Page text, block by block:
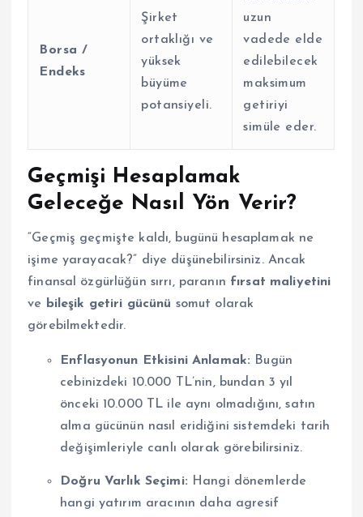
Borsa /
Endeks
Şirket
ortaklığı ve
yüksek
büyüme
potansiyeli.
uzun
vadede elde
edilebilecek
maksimum
getiriyi
simüle eder.
Geçmişi Hesaplamak
Geleceğe Nasıl Yön Verir?
“Geçmiş geçmişte kaldı, bugünü hesaplamak ne
işime yarayacak?” diye düşünebilirsiniz. Ancak
finansal özgürlüğün sırrı, paranın fırsat maliyetini
ve
bileşik getiri gücünü somut olarak
görebilmektedir.
Enflasyonun Etkisini Anlamak: Bugün
cebinizdeki 10.000 TL’nin, bundan 3 yıl
önceki 10.000 TL ile aynı olmadığını, satın
alma gücünün nasıl eridiğini sistemdeki tarih
değişimleriyle canlı olarak görebilirsiniz.
Doğru Varlık Seçimi: Hangi dönemlerde
hangi yatırım aracının daha agresif